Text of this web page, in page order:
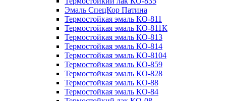
Эмаль СпецКор Патина
Термостойкая эмаль КО-811
Термостойкая эмаль КО-811К
Термостойкая эмаль КО-813
Термостойкая эмаль КО-814
Термостойкая эмаль КО-8104
Термостойкая эмаль КО-859
Термостойкая эмаль КО-828
Термостойкая эмаль КО-88
Термостойкая эмаль КО-84